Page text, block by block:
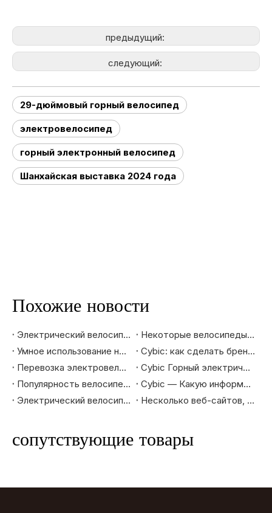
предыдущий:
следующий:
29-дюймовый горный велосипед
электровелосипед
горный электронный велосипед
Шанхайская выставка 2024 года
Похожие новости
Электрический велосипед: новый инструмент для семейного путешествия
Некоторые велосипеды получают освобождение от 25% тарифа
Умное использование нового дизайна для привлечения молодого поколения |Cybic догоняет молодежь
Cybic: как сделать бренд образом жизни
Перевозка электровелосипеда Cybic
Cybic Горный электрический велосипед |Откройте новый опыт горного велосипедного спорта
Популярность велосипеда |Представление серии Cybic City
Cybic — Какую информацию вы хотите знать о поставщиках и торговцах велосипедами?
Электрический велосипед: идеальный инструмент для путешествий в отпуске
Несколько веб-сайтов, которые часто посещают любители велосипедов
сопутствующие товары